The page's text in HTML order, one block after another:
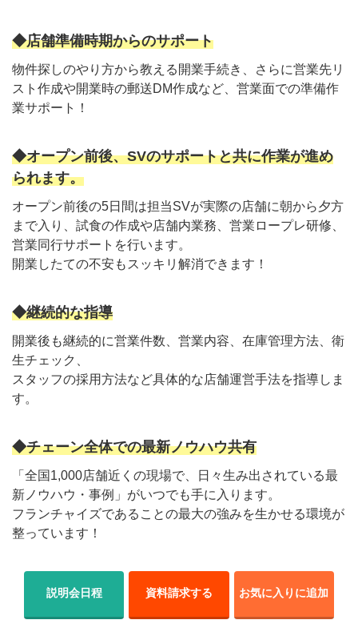
◆店舗準備時期からのサポート
物件探しのやり方から教える開業手続き、さらに営業先リ
スト作成や開業時の郵送DM作成など、営業面での準備作
業サポート！
◆オープン前後、SVのサポートと共に作業が進め
られます。
オープン前後の5日間は担当SVが実際の店舗に朝から夕方
まで入り、試食の作成や店舗内業務、営業ロープレ研修、
営業同行サポートを行います。
開業したての不安もスッキリ解消できます！
◆継続的な指導
開業後も継続的に営業件数、営業内容、在庫管理方法、衛
生チェック、
スタッフの採用方法など具体的な店舗運営手法を指導しま
す。
◆チェーン全体での最新ノウハウ共有
「全国1,000店舗近くの現場で、日々生み出されている最
新ノウハウ・事例」がいつでも手に入ります。
フランチャイズであることの最大の強みを生かせる環境が
整っています！
説明会日程 資料請求する お気に入りに追加